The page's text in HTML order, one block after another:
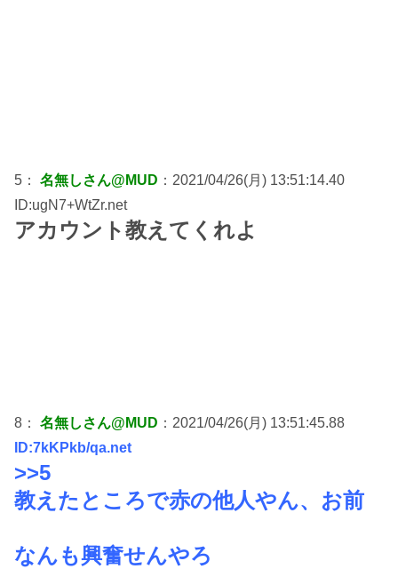
5： 名無しさん@MUD ：2021/04/26(月) 13:51:14.40
ID:ugN7+WtZr.net
アカウント教えてくれよ
8： 名無しさん@MUD ：2021/04/26(月) 13:51:45.88
ID:7kKPkb/qa.net
>>5
教えたところで赤の他人やん、お前
なんも興奮せんやろ